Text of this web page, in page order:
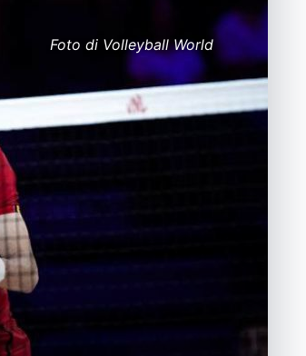
Foto di Volleyball World